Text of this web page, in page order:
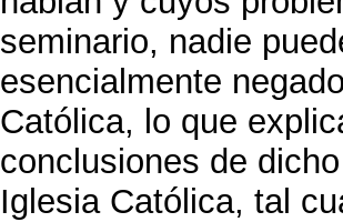
seminario, nadie
esencialmente
Católica, lo que
conclusiones de
Iglesia Católica, tal